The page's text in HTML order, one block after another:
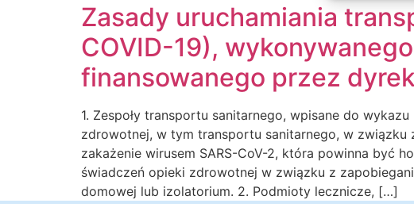
Zasady uruchamiania
COVID-19),
finansowanego przez
1. Zespoły transportu sanitarnego, wpisane do
zdrowotnej, w tym transportu sanitarnego, w związku
zakażenie wirusem SARS-CoV-2, która powinna być
świadczeń opieki zdrowotnej w związku z
domowej lub izolatorium. 2. Podmioty lecznicze, […]